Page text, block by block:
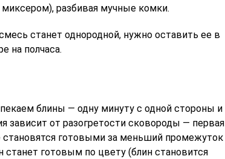
разбивая мучные комки.
станет однородной, нужно оставить ее в
на полчаса.
блины — одну минуту с одной стороны и
зависит от разогретости сковороды — первая
готовыми за меньший промежуток
готовым по цвету (блин становится